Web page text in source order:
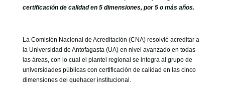
certificación de calidad en 5 dimensiones, por 5 o más años.
La Comisión Nacional de Acreditación (CNA) resolvió acreditar a
la Universidad de Antofagasta (UA) en nivel avanzado en todas
las áreas, con lo cual el plantel regional se integra al grupo de
universidades públicas con certificación de calidad en las cinco
dimensiones del quehacer institucional.